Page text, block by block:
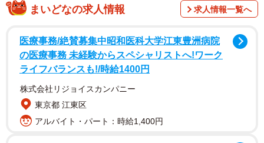
まいどなの求人情報 求人情報一覧へ
医療事務/絶賛募集中昭和医科大学江東豊洲病院
の医療事務 未経験からスペシャリストへ!ワーク
ライフバランスも!/時給1400円
株式会社リジョイスカンパニー
東京都 江東区
アルバイト・パート：時給1,400円